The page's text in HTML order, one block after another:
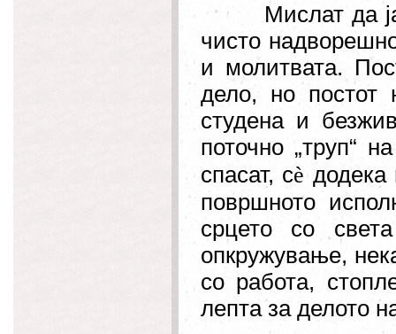
Мислат да
чисто
и молитвата.
дело, но
студена и
поточно „труп“
спасат, сè додека
површното
срцето со
опкружување,
со работа,
лепта за делото